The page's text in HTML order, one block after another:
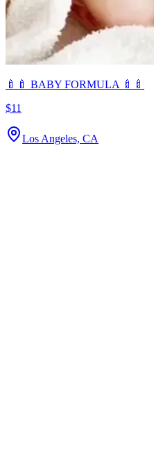
🍼🍼 BABY FORMULA 🍼🍼
$11
Los Angeles, CA